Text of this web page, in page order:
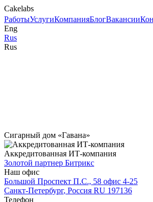
Cakelabs
РаботыУслугиКомпанияБлогВакансии
Eng
Rus
Rus
Сигарный дом «Гавана»
Аккредитованная ИТ-компания
Золотой партнер Битрикс
Наш офис
Большой Проспект П.С., 58 офис 4-25
Санкт-Петербург, Россия RU 197136
Телефон